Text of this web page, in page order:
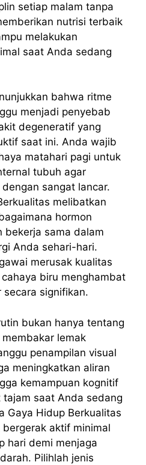
setiap malam tanpa
nutrisi terbaik
melakukan
saat Anda sedang
bahwa ritme
menjadi penyebab
degeneratif yang
saat ini. Anda wajib
matahari pagi untuk
tubuh agar
sangat lancar.
melibatkan
hormon
bekerja sama dalam
Anda sehari-hari.
merusak kualitas
biru menghambat
signifikan.
bukan hanya tentang
lemak
penampilan visual
meningkatkan aliran
kemampuan kognitif
saat Anda sedang
Gaya Hidup Berkualitas
aktif minimal
hari demi menjaga
Pilihlah jenis